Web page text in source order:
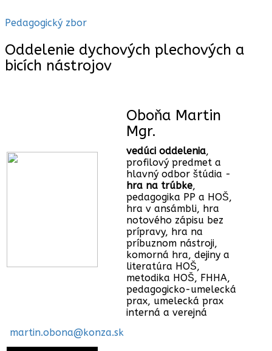
Pedagogický zbor
Oddelenie dychových plechových a
bicích nástrojov
Oboňa Martin
Mgr.
vedúci oddelenia,
profilový predmet a
hlavný odbor štúdia -
hra na trúbke,
pedagogika PP a HOŠ,
hra v ansámbli, hra
notového zápisu bez
prípravy, hra na
príbuznom nástroji,
komorná hra, dejiny a
literatúra HOŠ,
metodika HOŠ, FHHA,
pedagogicko-umelecká
prax, umelecká prax
interná a verejná
martin.obona@konza.sk